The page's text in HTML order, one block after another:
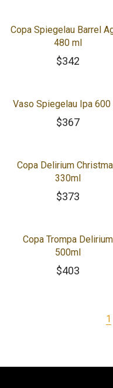
Copa Spiegelau Barrel
480 ml
$342
Vaso Spiegelau Ipa 600
$367
Copa Delirium
330ml
$373
Copa Trompa Delirium
500ml
$403
1